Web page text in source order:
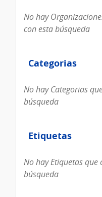
No hay
con esta búsqueda
Categorias
Categorias
No hay Categorias
búsqueda
Etiquetas
Etiquetas
No hay Etiquetas que
búsqueda